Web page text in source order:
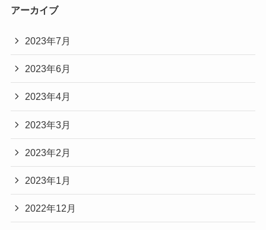
アーカイブ
2023年7月
2023年6月
2023年4月
2023年3月
2023年2月
2023年1月
2022年12月